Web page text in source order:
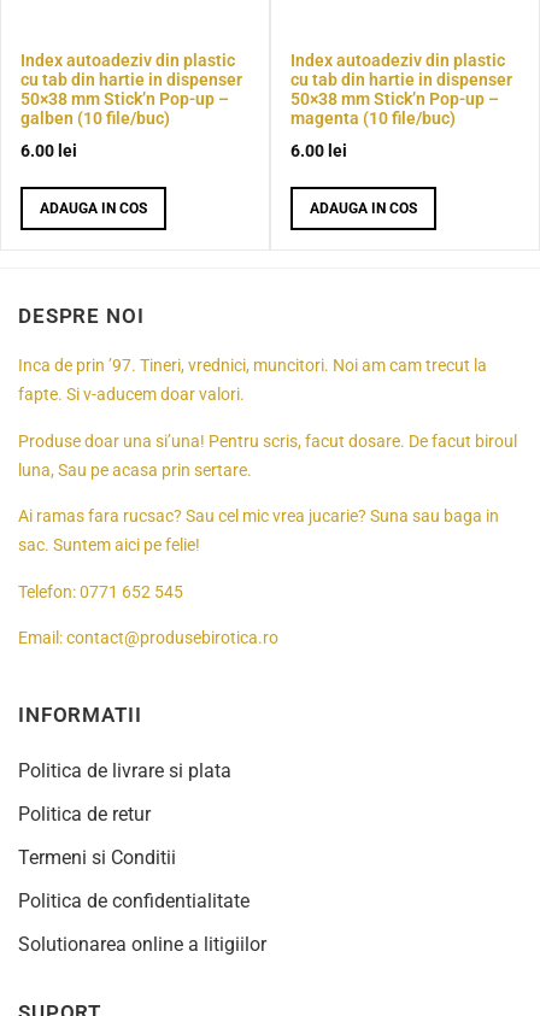
Index autoadeziv din plastic
cu tab din hartie in dispenser
50×38 mm Stick’n Pop-up –
galben (10 file/buc)
6.00 lei
ADAUGA IN COS
Index autoadeziv din plastic
cu tab din hartie in dispenser
50×38 mm Stick’n Pop-up –
magenta (10 file/buc)
6.00 lei
ADAUGA IN COS
DESPRE NOI
Inca de prin ’97. Tineri, vrednici, muncitori. Noi am cam trecut la
fapte. Si v-aducem doar valori.
Produse doar una si’una! Pentru scris, facut dosare. De facut biroul
luna, Sau pe acasa prin sertare.
Ai ramas fara rucsac? Sau cel mic vrea jucarie? Suna sau baga in
sac. Suntem aici pe felie!
Telefon:0771 652 545
Email:contact@produsebirotica.ro
INFORMATII
Politica de livrare si plata
Politica de retur
Termeni si Conditii
Politica de confidentialitate
Solutionarea online a litigiilor